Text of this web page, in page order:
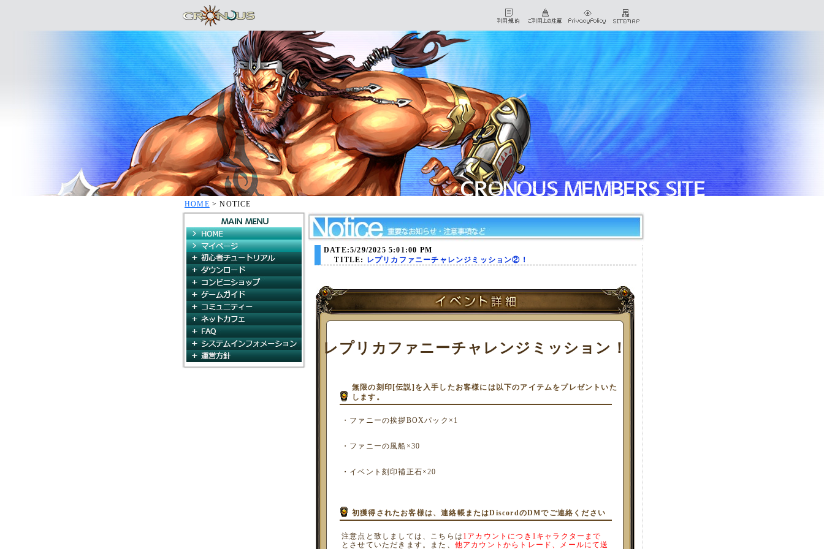
HOME > NOTICE
HOME
マイページ
初心者チュートリアル
ゲームガイド
コミュニティ
ネットカフェ
FAQ
システムインフォメーション
運営方針
DATE:5/29/2025 5:01:00 PM
TITLE:
レプリカファニーチャレンジミッション②！
レプリカファニーチャレンジミッション！
無限の刻印[伝説]を入手したお客様には以下のアイテムをプレゼントいた
します。
・ファニーの挨拶BOXパック×1
・ファニーの風船×30
・イベント刻印補正石×20
初獲得されたお客様は、連絡帳またはDiscordのDMでご連絡ください
注意点と致しましては、こちらは 1アカウントにつき1キャラクターまで
とさせていただきます。また、 他アカウントからトレード、メールにて送